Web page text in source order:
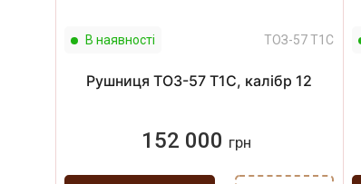
В наявності ТОЗ-57 Т1С
Рушниця ТОЗ-57 Т1С, калібр 12
152 000 грн